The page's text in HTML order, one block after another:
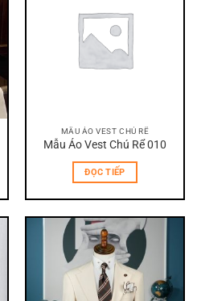
MẪU ÁO VEST CHÚ RỂ
Mẫu Áo Vest Chú Rể 010
ĐỌC TIẾP